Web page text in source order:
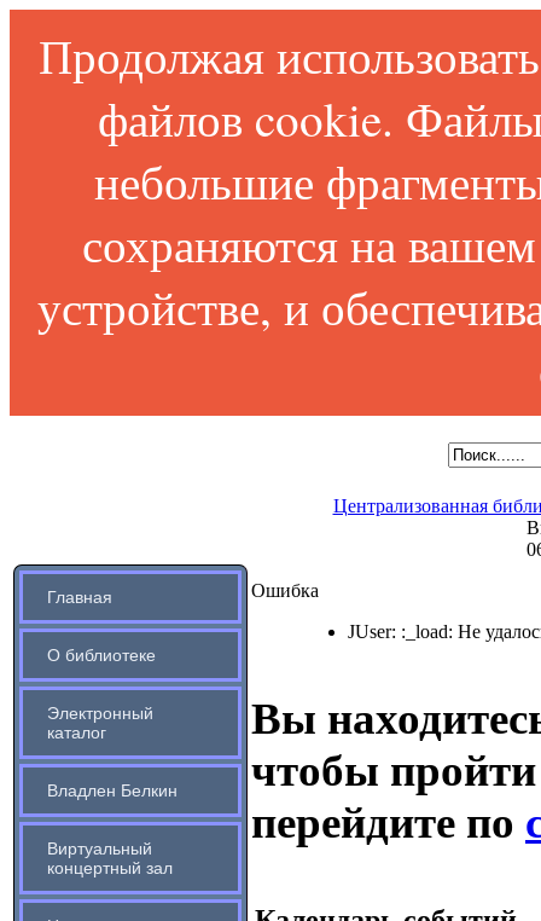
Продолжая
файлов cookie.
небольшие
сохраняются на
устройстве, и
Централизованная
Главная
О библиотеке
Электронный
каталог
Владлен Белкин
Виртуальный
концертный зал
Ошибка
JUser: :_load: Не
Вы
чтобы
перейдите по